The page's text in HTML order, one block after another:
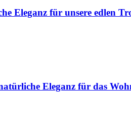
Eleganz für unsere edlen
Eleganz für das